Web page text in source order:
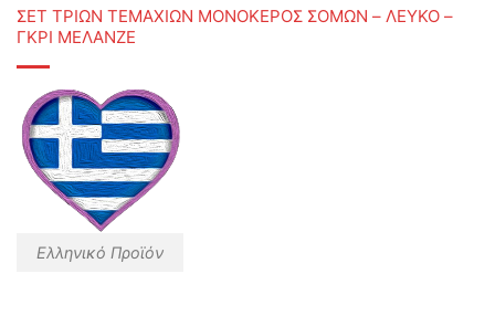
ΣΕΤ ΤΡΙΩΝ ΤΕΜΑΧΙΩΝ ΜΟΝΟΚΕΡΟΣ ΣΟΜΩΝ – ΛΕΥΚΟ –
ΓΚΡΙ ΜΕΛΑΝΖΕ
Ελληνικό Προϊόν